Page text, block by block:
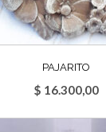
PAJARITO
$ 16.300,00